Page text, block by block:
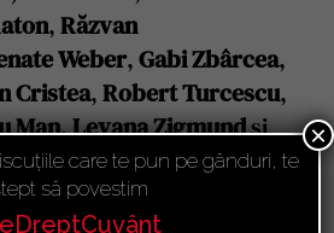
,Răzvan
Weber,Gabi Zbârcea,
Cristea,Robert Turcescu,
Man,Levana Zigmundși
o dată și camarazilor
care te pun pe gânduri, te
să povestim
×